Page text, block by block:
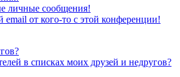
личные сообщения!
от кого-то с этой конференции!
в списках моих друзей и недругов?